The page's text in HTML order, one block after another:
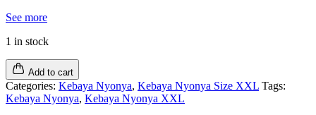
See more
1 in stock
Add to cart
Categories: Kebaya Nyonya, Kebaya Nyonya Size XXL Tags:
Kebaya Nyonya, Kebaya Nyonya XXL